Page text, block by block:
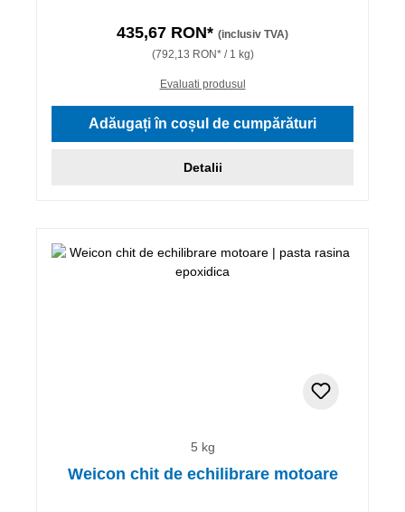
435,67 RON* (inclusiv TVA)
(792,13 RON* / 1 kg)
Evaluati produsul
Adăugați în coșul de cumpărături
Detalii
5 kg
Weicon chit de echilibrare motoare